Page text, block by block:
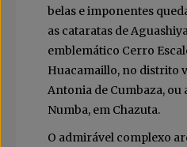
belas e imponentes
as cataratas de
emblemático Cerro
Huacamaillo, no distrito
Antonia de Cumbaza, ou
Numba, em Chazuta.
O admirável complexo